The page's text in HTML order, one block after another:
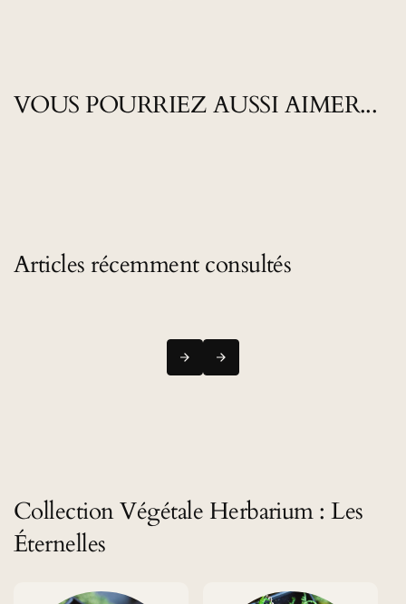
VOUS POURRIEZ AUSSI AIMER...
Articles récemment consultés
Collection Végétale Herbarium : Les
Éternelles